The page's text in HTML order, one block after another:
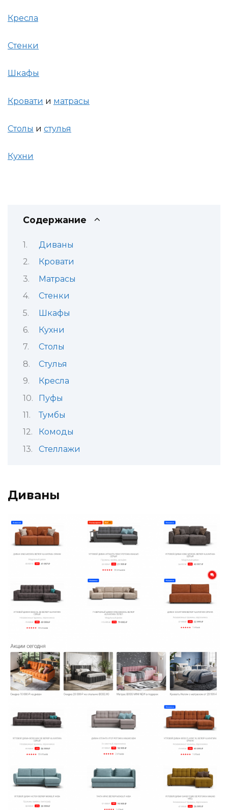
Кресла
Стенки
Шкафы
Кровати и матрасы
Столы и стулья
Кухни
Содержание
Диваны
Кровати
Матрасы
Стенки
Шкафы
Кухни
Столы
Стулья
Кресла
Пуфы
Тумбы
Комоды
Стеллажи
Диваны